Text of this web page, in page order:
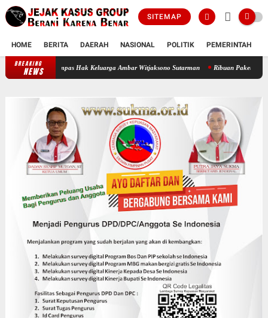
SITEMAP
HOME BERITA DAERAH NASIONAL POLITIK PEMERINTAH
BREAKING
NEWSOknum Polisi Kebon Jeruk Jadi Backing Mafia Tanah Merampas Hak